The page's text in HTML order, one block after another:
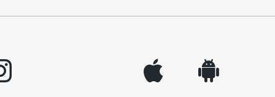
appleinc android